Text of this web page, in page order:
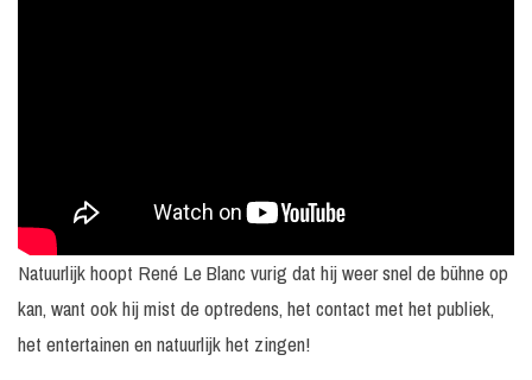
Natuurlijk hoopt René Le Blanc vurig dat hij weer snel de bühne op
kan, want ook hij mist de optredens, het contact met het publiek,
het entertainen en natuurlijk het zingen!